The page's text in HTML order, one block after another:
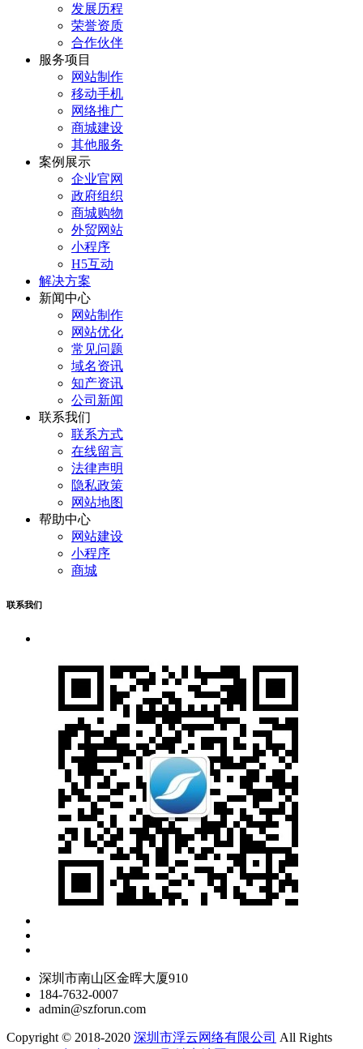
发展历程
荣誉资质
合作伙伴
服务项目
网站制作
移动手机
网络推广
商城建设
其他服务
案例展示
企业官网
政府组织
商城购物
外贸网站
小程序
H5互动
解决方案
新闻中心
网站制作
网站优化
常见问题
域名资讯
知产资讯
公司新闻
联系我们
联系方式
在线留言
法律声明
隐私政策
网站地图
帮助中心
网站建设
小程序
商城
联系我们
深圳市南山区金晖大厦910
184-7632-0007
admin@szforun.com
Copyright © 2018-2020 深圳市浮云网络有限公司 All Rights